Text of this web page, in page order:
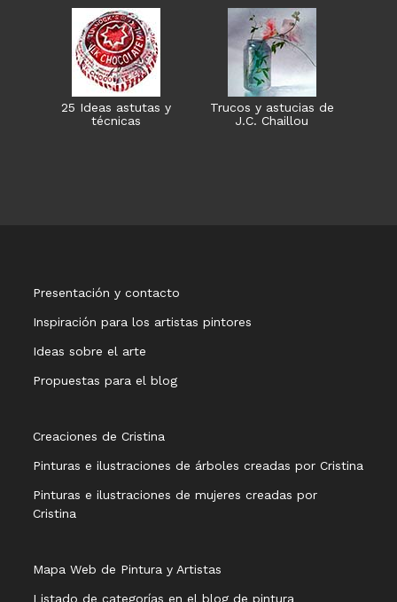
25 Ideas astutas y
técnicas
Trucos y astucias de
J.C. Chaillou
Presentación y contacto
Inspiración para los artistas pintores
Ideas sobre el arte
Propuestas para el blog
Creaciones de Cristina
Pinturas e ilustraciones de árboles creadas por Cristina
Pinturas e ilustraciones de mujeres creadas por
Cristina
Mapa Web de Pintura y Artistas
Listado de categorías en el blog de pintura